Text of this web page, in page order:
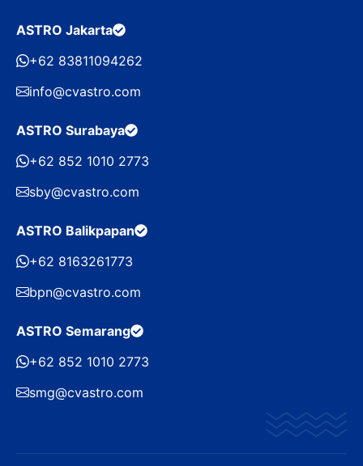
ASTRO Jakarta
+62 83811094262
info@cvastro.com
ASTRO Surabaya
+62 852 1010 2773
sby@cvastro.com
ASTRO Balikpapan
+62 8163261773
bpn@cvastro.com
ASTRO Semarang
+62 852 1010 2773
smg@cvastro.com